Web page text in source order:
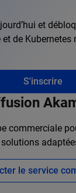
et
de
S'inscrire
commerciale
le service